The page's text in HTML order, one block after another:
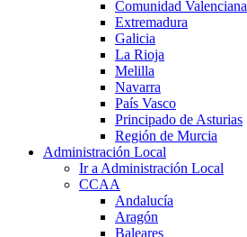
Comunidad Valenciana
Extremadura
Galicia
La Rioja
Melilla
Navarra
País Vasco
Principado de Asturias
Región de Murcia
Administración Local
Ir a Administración Local
CCAA
Andalucía
Aragón
Baleares